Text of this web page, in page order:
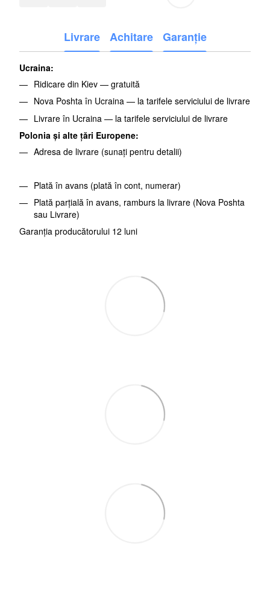
Livrare Achitare Garanție
Ucraina:
Ridicare din Kiev — gratuită
Nova Poshta în Ucraina — la tarifele serviciului de livrare
Livrare în Ucraina — la tarifele serviciului de livrare
Polonia și alte țări Europene:
Adresa de livrare (sunați pentru detalii)
Plată în avans (plată în cont, numerar)
Plată parțială în avans, ramburs la livrare (Nova Poshta
sau Livrare)
Garanția producătorului 12 luni